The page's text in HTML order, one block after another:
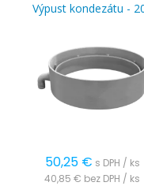
Výpust kondezátu -
50,25 € s DPH / ks
40,85 € bez DPH / ks